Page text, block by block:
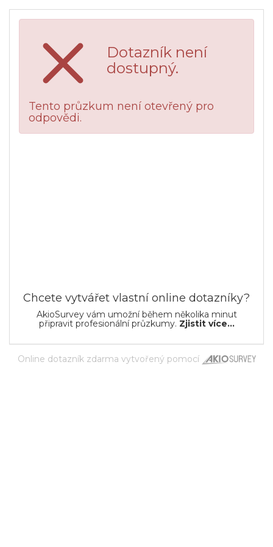
Dotazník není
dostupný.
Tento průzkum není otevřený pro
odpovědi.
Chcete vytvářet vlastní online dotazníky?
AkioSurvey vám umožní během několika minut
připravit profesionální průzkumy. Zjistit více...
Online dotazník zdarma vytvořený pomocí